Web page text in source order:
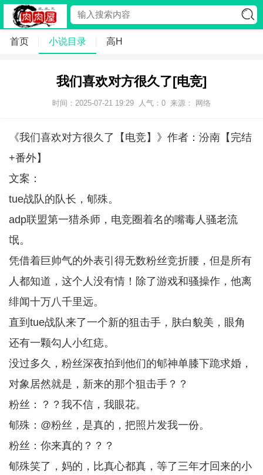
首页 小说目录 高H
我们喜欢对方很久了[电竞]
时间：2025-07-21 19:29 人气： 0 来源： 网络
《我们喜欢对方很久了【电竞】》作者：汾南【完结
+番外】
文案：
tue战队的队长，郇殊。
adp联盟第一猎杀师，电竞圈着名的嘴毒人骚老流
氓。
凭借着巨帅气的外表引得无数粉丝竞折腰，但是所有
人都知道，这个人没有情！除了游戏和骚操作，他离
绯闻十万八千里远。
直到tue战队来了一个新的狙击手，肤白貌美，眼角
还有一颗勾人小红痣。
没过多久，粉丝深夜拍到他们的郇神单膝下跪求婚，
对象居然就是，新来的那个狙击手？？
粉丝：？？我不信，我眼花。
郇殊：@粉丝，是真的，把照片发我一份。
粉丝：你来真的？？？
郇殊笑了，妈的，比真心都真，等了三年才回来的小